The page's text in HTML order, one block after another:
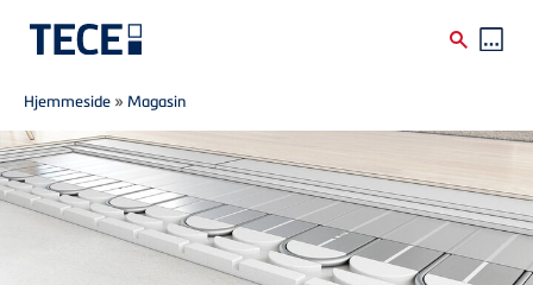
Skip to main content
Breadcrumb
Hjemmeside »Magasin